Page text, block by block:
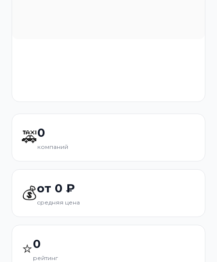
🚕0
компаний
💰от 0 ₽
средняя цена
⭐0
рейтинг